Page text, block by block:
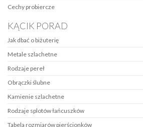
Cechy probiercze
KĄCIK PORAD
Jak dbać o biżuterię
Metale szlachetne
Rodzaje pereł
Obrączki ślubne
Kamienie szlachetne
Rodzaje splotów łańcuszków
Tabela rozmiarów pierścionków